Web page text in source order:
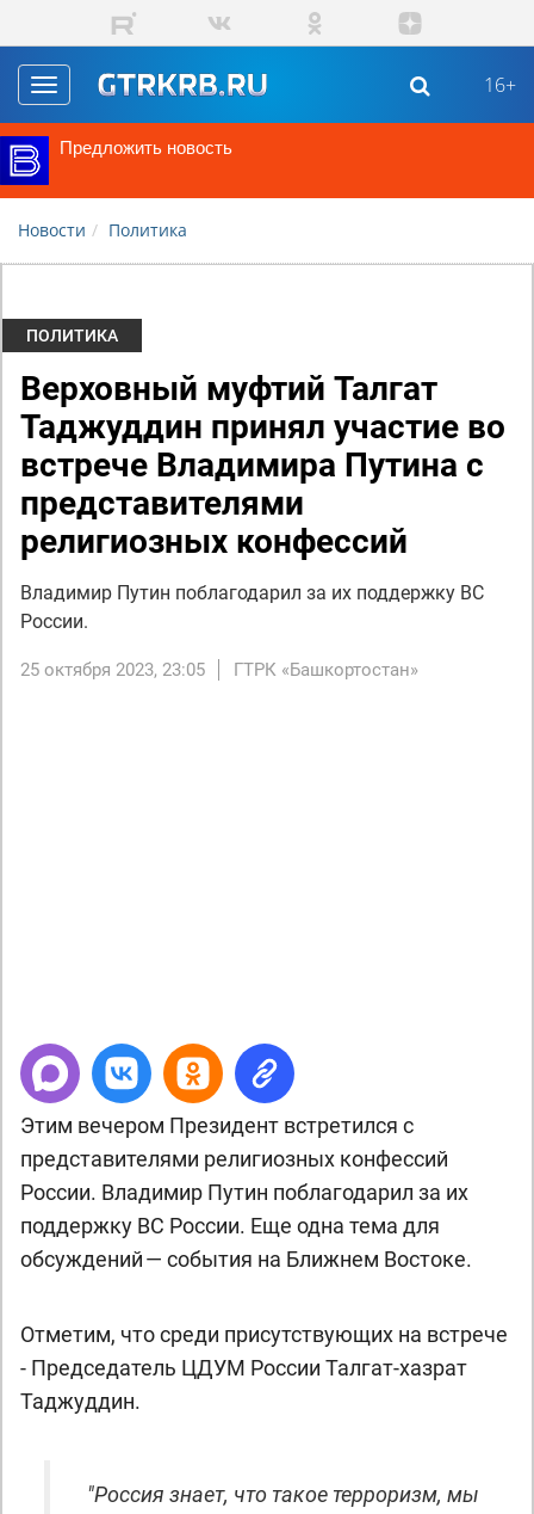
Перейти к основному содержанию
Toggle
navigation
16+
Предложить новость
Новости Политика
ПОЛИТИКА
Верховный муфтий Талгат
Таджуддин принял участие во
встрече Владимира Путина с
представителями
религиозных конфессий
Владимир Путин поблагодарил за их поддержку ВС
России.
25 октября 2023, 23:05 ГТРК «Башкортостан»
Этим вечером Президент встретился с
представителями религиозных конфессий
России. Владимир Путин поблагодарил за их
поддержку ВС России. Еще одна тема для
обсуждений — события на Ближнем Востоке.
Отметим, что среди присутствующих на встрече
- Председатель ЦДУМ России Талгат-хазрат
Таджуддин.
"Россия знает, что такое терроризм, мы